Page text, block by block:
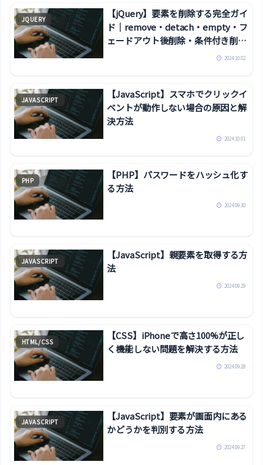
JQUERY
【jQuery】要素を削除する完全ガイ
ド｜remove・detach・empty・フ
ェードアウト後削除・条件付き削除
2024.10.02
JAVASCRIPT
【JavaScript】スマホでクリックイ
ベントが動作しない場合の原因と解
決方法
2024.10.01
PHP
【PHP】パスワードをハッシュ化す
る方法
2024.09.30
JAVASCRIPT
【JavaScript】親要素を取得する方
法
2024.09.29
HTML/CSS
【CSS】iPhoneで高さ100%が正し
く機能しない問題を解決する方法
2024.09.28
JAVASCRIPT
【JavaScript】要素が画面内にある
かどうかを判別する方法
2024.09.27